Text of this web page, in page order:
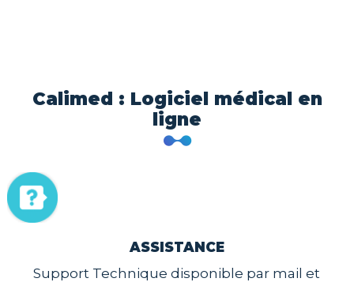
Calimed : Logiciel médical en
ligne
ASSISTANCE
Support Technique disponible par mail et